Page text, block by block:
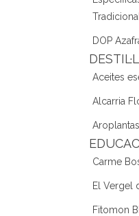
DOP
Aceites
Alcarria
Aroplantas
Carme
El Vergel
Fitomon